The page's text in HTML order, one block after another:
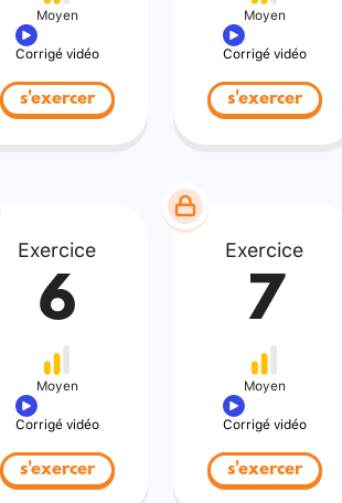
Moyen
Corrigé vidéo
s'exercer
Moyen
Corrigé vidéo
s'exercer
Exercice
6
Moyen
Corrigé vidéo
s'exercer
Exercice
7
Moyen
Corrigé vidéo
s'exercer